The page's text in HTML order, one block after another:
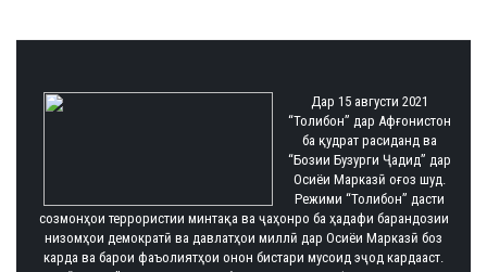
Дар 15 августи 2021
“Толибон” дар Афғонистон
ба қудрат расиданд ва
“Бозии Бузурги Ҷадид” дар
Осиёи Марказӣ оғоз шуд.
Режими “Толибон” дасти
созмонҳои террористии минтақа ва ҷаҳонро ба ҳадафи барандозии
низомҳои демократӣ ва давлатҳои миллӣ дар Осиёи Марказӣ боз
карда ва барои фаъолиятҳои онон бистари мусоид эҷод кардааст.